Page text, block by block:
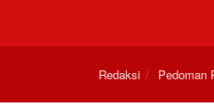
Redaksi Pedoman